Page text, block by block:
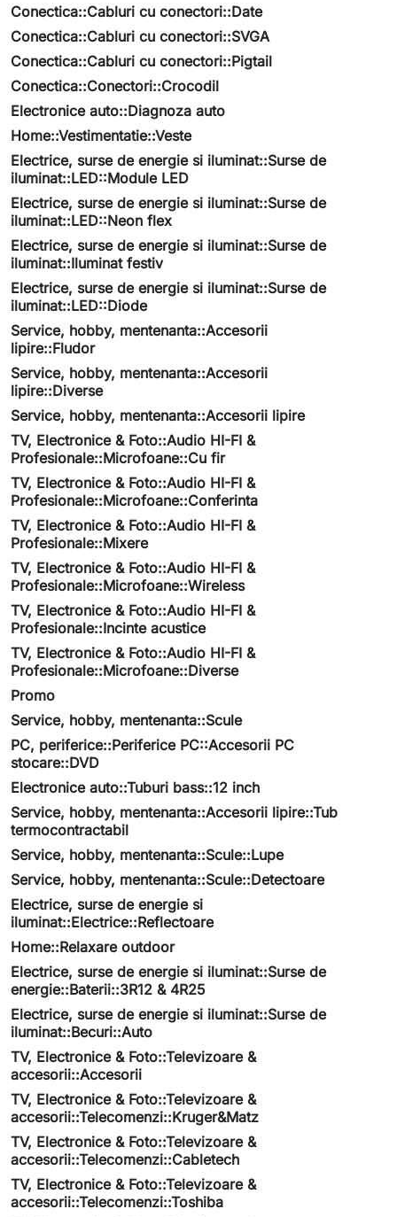
Conectica::Cabluri cu conectori::Date
Conectica::Cabluri cu conectori::SVGA
Conectica::Cabluri cu conectori::Pigtail
Conectica::Conectori::Crocodil
Electronice auto::Diagnoza auto
Home::Vestimentatie::Veste
Electrice, surse de energie si iluminat::Surse de
iluminat::LED::Module LED
Electrice, surse de energie si iluminat::Surse de
iluminat::LED::Neon flex
Electrice, surse de energie si iluminat::Surse de
iluminat::Iluminat festiv
Electrice, surse de energie si iluminat::Surse de
iluminat::LED::Diode
Service, hobby, mentenanta::Accesorii
lipire::Fludor
Service, hobby, mentenanta::Accesorii
lipire::Diverse
Service, hobby, mentenanta::Accesorii lipire
TV, Electronice & Foto::Audio HI-FI &
Profesionale::Microfoane::Cu fir
TV, Electronice & Foto::Audio HI-FI &
Profesionale::Microfoane::Conferinta
TV, Electronice & Foto::Audio HI-FI &
Profesionale::Mixere
TV, Electronice & Foto::Audio HI-FI &
Profesionale::Microfoane::Wireless
TV, Electronice & Foto::Audio HI-FI &
Profesionale::Incinte acustice
TV, Electronice & Foto::Audio HI-FI &
Profesionale::Microfoane::Diverse
Promo
Service, hobby, mentenanta::Scule
PC, periferice::Periferice PC::Accesorii PC
stocare::DVD
Electronice auto::Tuburi bass::12 inch
Service, hobby, mentenanta::Accesorii lipire::Tub
termocontractabil
Service, hobby, mentenanta::Scule::Lupe
Service, hobby, mentenanta::Scule::Detectoare
Electrice, surse de energie si
iluminat::Electrice::Reflectoare
Home::Relaxare outdoor
Electrice, surse de energie si iluminat::Surse de
energie::Baterii::3R12 & 4R25
Electrice, surse de energie si iluminat::Surse de
iluminat::Becuri::Auto
TV, Electronice & Foto::Televizoare &
accesorii::Accesorii
TV, Electronice & Foto::Televizoare &
accesorii::Telecomenzi::Kruger&Matz
TV, Electronice & Foto::Televizoare &
accesorii::Telecomenzi::Cabletech
TV, Electronice & Foto::Televizoare &
accesorii::Telecomenzi::Toshiba